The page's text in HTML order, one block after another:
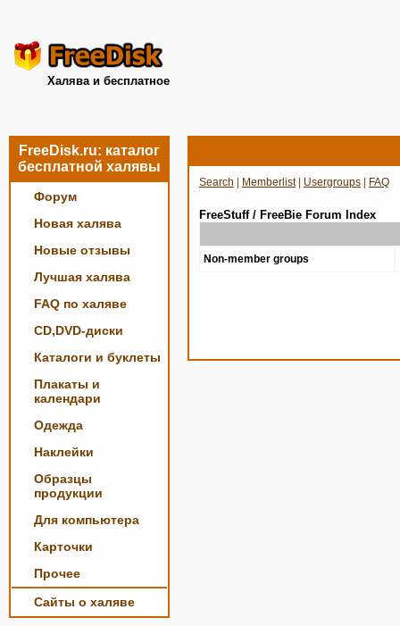
Халява и бесплатное
FreeDisk.ru: каталог
бесплатной халявы
Форум
Новая халява
Новые отзывы
Лучшая халява
FAQ по халяве
CD,DVD-диски
Каталоги и буклеты
Плакаты и
календари
Одежда
Наклейки
Образцы
продукции
Для компьютера
Карточки
Прочее
Сайты о халяве
Search Memberlist| Usergroups FAQ
FreeStuff / FreeBie Forum Index
Non-member groups